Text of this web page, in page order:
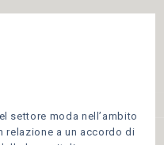
settore moda nell’ambito
relazione a un accordo di